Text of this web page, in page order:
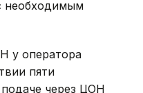
необходимым
у оператора
пяти
через ЦОН